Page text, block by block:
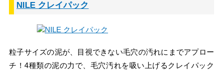
NILE クレイパック
粒子サイズの泥が、目視できない毛穴の汚れにまでアプロー
チ！4種類の泥の力で、毛穴汚れを吸い上げるクレイパック